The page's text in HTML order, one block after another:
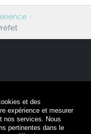
et des
expérience et mesurer
nos services. Nous
pertinentes dans le